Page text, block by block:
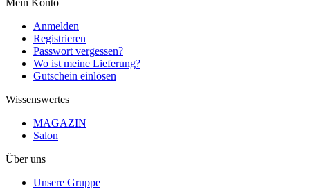
Mein Konto
Anmelden
Registrieren
Passwort vergessen?
Wo ist meine Lieferung?
Gutschein einlösen
Wissenswertes
MAGAZIN
Salon
Über uns
Unsere Gruppe